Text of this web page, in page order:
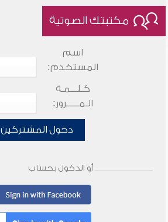
مكتبتك الصوتية
اسم
المستخدم:
كـلـــمـة
الـمـــــرور:
دخول المشتركين
أو الدخول بحساب